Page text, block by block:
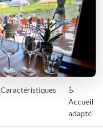
Caractéristiques
♿
Accueil
adapté